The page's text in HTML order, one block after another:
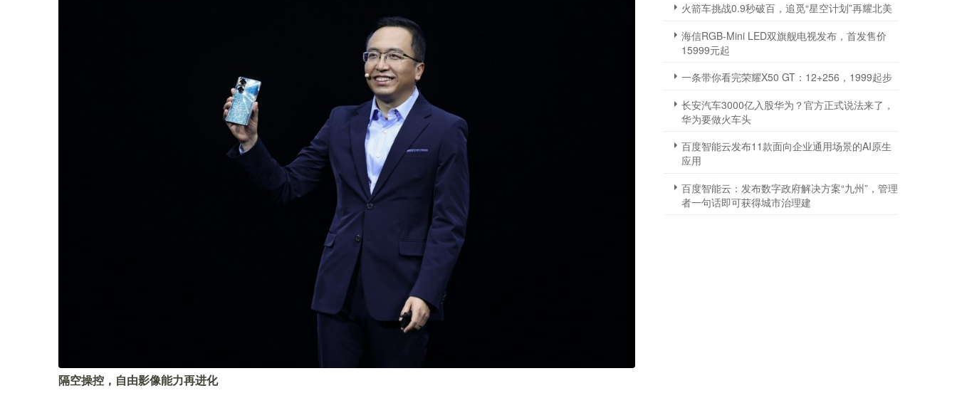
隔空操控，自由影像能力再进化
火箭车挑战0.9秒破百，追觅“星空计划”再耀北美
海信RGB-Mini LED双旗舰电视发布，首发售价
15999元起
一条带你看完荣耀X50 GT：12+256，1999起步
长安汽车3000亿入股华为？官方正式说法来了，
华为要做火车头
百度智能云发布11款面向企业通用场景的AI原生
应用
百度智能云：发布数字政府解决方案“九州”，管理
者一句话即可获得城市治理建